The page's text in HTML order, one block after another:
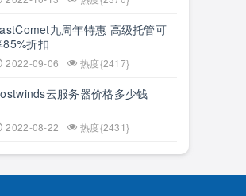
九周年特惠 高级托管可
85%折扣
2022-09-06 热度{2417}
云服务器价格多少钱
2022-08-22 热度{2431}